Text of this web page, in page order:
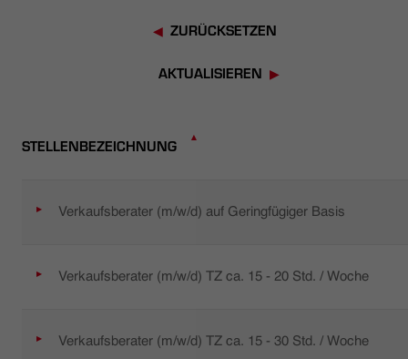
ZURÜCKSETZEN
AKTUALISIEREN
STELLENBEZEICHNUNG
Verkaufsberater (m/w/d) auf Geringfügiger Basis
Verkaufsberater (m/w/d) TZ ca. 15 - 20 Std. / Woche
Verkaufsberater (m/w/d) TZ ca. 15 - 30 Std. / Woche